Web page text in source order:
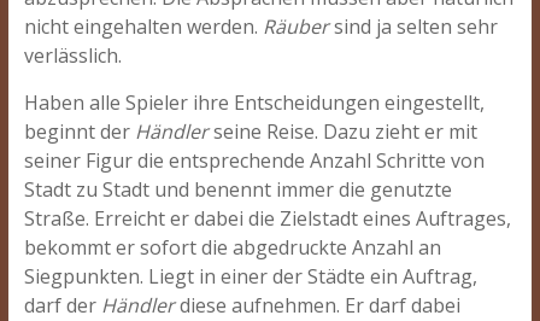
nicht eingehalten werden. Räubersind ja selten sehr
verlässlich.
Haben alle Spieler ihre Entscheidungen eingestellt,
beginnt der Händlerseine Reise. Dazu zieht er mit
seiner Figur die entsprechende Anzahl Schritte von
Stadt zu Stadt und benennt immer die genutzte
Straße. Erreicht er dabei die Zielstadt eines Auftrages,
bekommt er sofort die abgedruckte Anzahl an
Siegpunkten. Liegt in einer der Städte ein Auftrag,
darf der Händlerdiese aufnehmen. Er darf dabei